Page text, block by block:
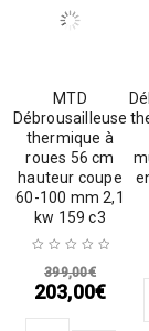
MTD
Débrousailleuse
thermique à
roues 56 cm
hauteur coupe
60-100 mm 2,1
kw 159 c3
399,00€
203,00€